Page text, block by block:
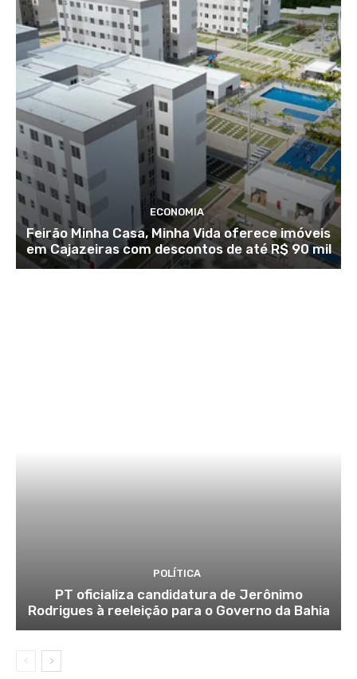
ECONOMIA
Feirão Minha Casa, Minha Vida oferece imóveis
em Cajazeiras com descontos de até R$ 90 mil
POLÍTICA
PT oficializa candidatura de Jerônimo
Rodrigues à reeleição para o Governo da Bahia